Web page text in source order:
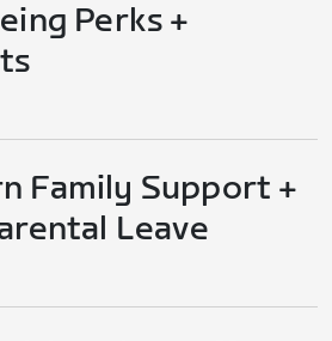
Perks +
Family Support +
Leave